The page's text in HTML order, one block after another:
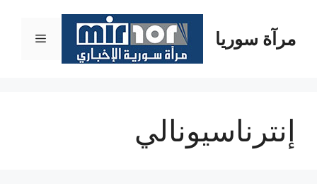
المحتوىمرآة سوريا القائمة
إنترناسيونالي